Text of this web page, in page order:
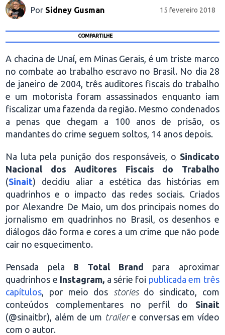
Por Sidney Gusman 15 fevereiro 2018
COMPARTILHE
A chacina de Unaí, em Minas Gerais, é um triste marco
no combate ao trabalho escravo no Brasil. No dia 28
de janeiro de 2004, três auditores fiscais do trabalho
e um motorista foram assassinados enquanto iam
fiscalizar uma fazenda da região. Mesmo condenados
a penas que chegam a 100 anos de prisão, os
mandantes do crime seguem soltos, 14 anos depois.
Na luta pela punição dos responsáveis, o Sindicato
Nacional dos Auditores Fiscais do Trabalho
(Sinait) decidiu aliar a estética das histórias em
quadrinhos e o impacto das redes sociais. Criados
por Alexandre De Maio, um dos principais nomes do
jornalismo em quadrinhos no Brasil, os desenhos e
diálogos dão forma e cores a um crime que não pode
cair no esquecimento.
Pensada pela 8 Total Brand para aproximar
quadrinhos e Instagram, a série foi publicada em três
capítulos, por meio dos storiesdo sindicato, com
conteúdos complementares no perfil do Sinait
(@sinaitbr), além de um trailere conversas em vídeo
com o autor.